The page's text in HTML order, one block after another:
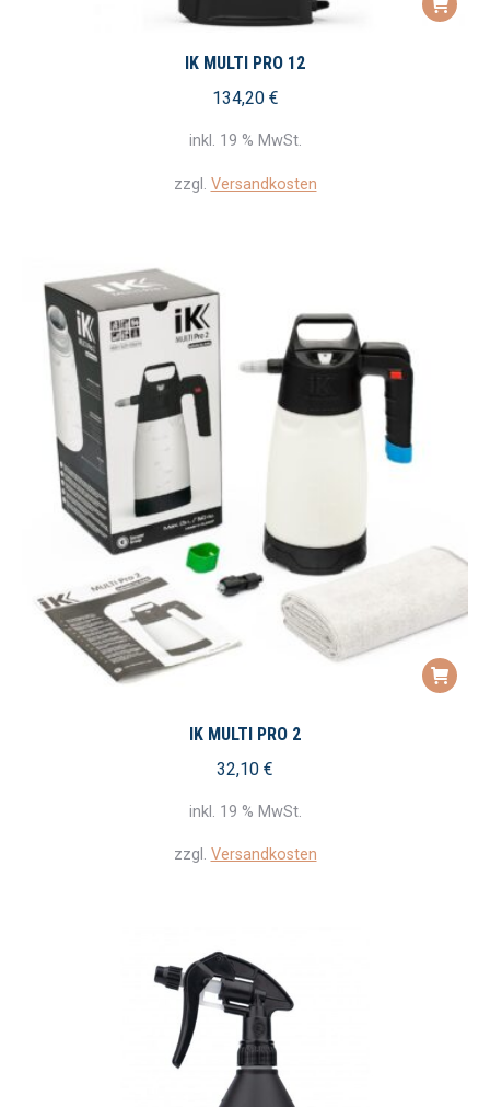
IK MULTI PRO 12
134,20 €
inkl. 19 % MwSt.
zzgl. Versandkosten
IK MULTI PRO 2
32,10 €
inkl. 19 % MwSt.
zzgl. Versandkosten